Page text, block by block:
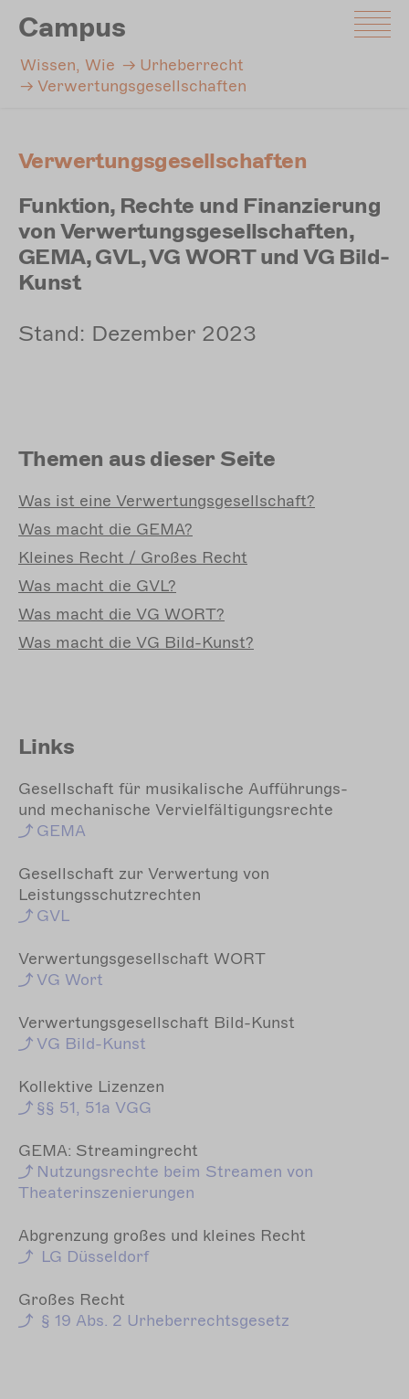
zumCampus
Wissen, Wie
Urheberrecht
Verwertungsgesellschaften
Verwertungsgesellschaften
Funktion, Rechte und Finanzierung
von Verwertungsgesellschaften,
GEMA, GVL, VG WORT und VG Bild-
Kunst
Stand: Dezember 2023
Themen aus dieser Seite
Was ist eine Verwertungsgesellschaft?
Was macht die GEMA?
Kleines Recht / Großes Recht
Was macht die GVL?
Was macht die VG WORT?
Was macht die VG Bild-Kunst?
Links
Gesellschaft für musikalische Aufführungs-
und mechanische Vervielfältigungsrechte
GEMA
Gesellschaft zur Verwertung von
Leistungsschutzrechten
GVL
Verwertungsgesellschaft WORT
VG Wort
Verwertungsgesellschaft Bild-Kunst
VG Bild-Kunst
Kollektive Lizenzen
§§ 51, 51a VGG
GEMA: Streamingrecht
Nutzungsrechte beim Streamen von
Theaterinszenierungen
Abgrenzung großes und kleines Recht
LG Düsseldorf
Großes Recht
§ 19 Abs. 2 Urheberrechtsgesetz